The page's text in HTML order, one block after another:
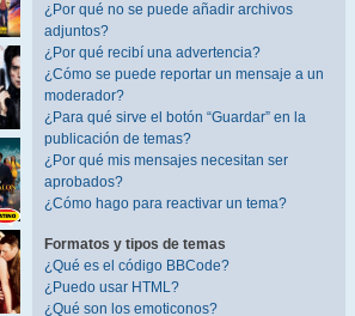
¿Por qué no se puede añadir archivos
adjuntos?
¿Por qué recibí una advertencia?
¿Cómo se puede reportar un mensaje a un
moderador?
¿Para qué sirve el botón “Guardar” en la
publicación de temas?
¿Por qué mis mensajes necesitan ser
aprobados?
¿Cómo hago para reactivar un tema?
Formatos y tipos de temas
¿Qué es el código BBCode?
¿Puedo usar HTML?
¿Qué son los emoticonos?